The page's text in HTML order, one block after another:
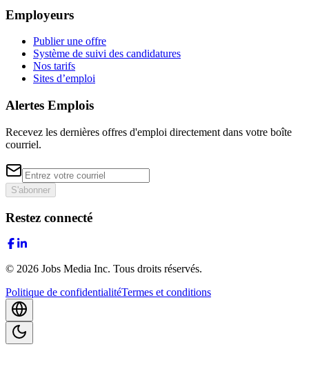
Employeurs
Publier une offre
Système de suivi des candidatures
Nos tarifs
Sites d’emploi
Alertes Emplois
Recevez les dernières offres d'emploi directement dans votre boîte
courriel.
S'abonner
Restez connecté
© 2026 Jobs Media Inc. Tous droits réservés.
Politique de confidentialitéTermes et conditions